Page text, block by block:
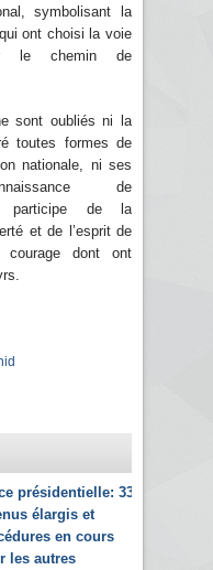
symbolisant la
ont choisi la voie
le chemin de
sont oubliés ni la
toutes formes de
nationale, ni ses
de
participe de la
et de l’esprit de
courage dont ont
présidentielle: 33
élargis et
en cours
les autres